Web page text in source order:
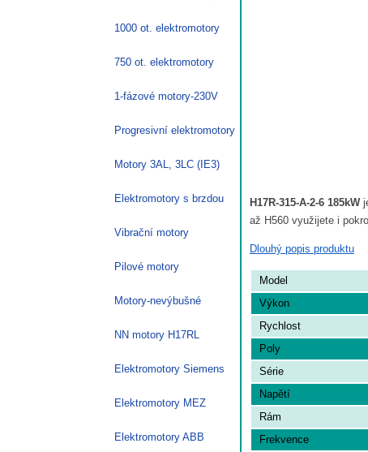
H17R-315-A-2-6 185kW
až H560 využijete i
Dlouhý popis produktu
Model
Výkon
Rychlost
Poly
Série
Napětí
Rám
Frekvence
1000 ot. elektromotory
750 ot. elektromotory
1-fázové motory-230V
Progresivní elektromotory
Motory 3AL, 3LC (IE3)
Elektromotory s brzdou
Vibrační motory
Pilové motory
Motory-nevýbušné
NN motory H17RL
Elektromotory Siemens
Elektromotory MEZ
Elektromotory ABB